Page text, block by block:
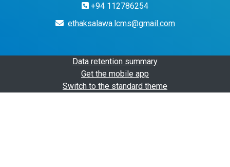
+94 112786254
ethaksalawa.lcms@gmail.com
Data retention summary
Get the mobile app
Switch to the standard theme